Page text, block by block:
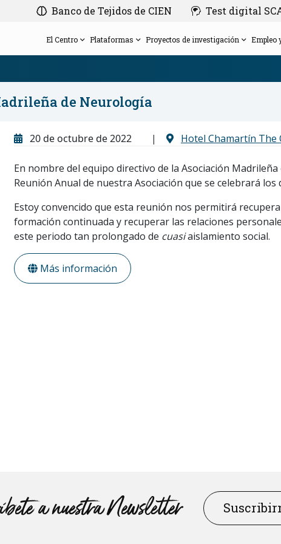
Banco de Tejidos de CIEN Test digital
El Centro
Patronato
Gerencia
de Salud Carlos III
Equipo
Plataformas
Plataforma de Evaluación Clínica
Plataforma de Base de Datos y Bioinformática
Proyectos de investigación
FluiDx-AD
Histórico de Proyectos
Empleo
Empleo
Bolsa de empleo
Amigos de la Fundación CIEN
Regala investigación en Alzheimer con la
Hazte voluntario
Agenda
Nuestros congresos
Calendario
CIEN en los medios
de Neurología
20 de octubre de 2022 | Hotel Chamartín The
En nombre del equipo directivo de la Asociación
Reunión Anual de nuestra Asociación que se celebrará los
Estoy convencido que esta reunión nos permitirá
formación continuada y recuperar las relaciones
este periodo tan prolongado de cuasiaislamiento social.
Más información
a nuestra Newsletter